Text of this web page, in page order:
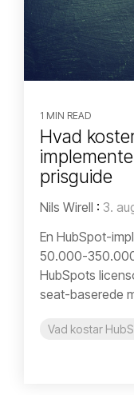
1 MIN READ
Hvad
prisguide
Nils Wirell : 3.
En HubSpot-
50.000-
HubSpots
seat-baserede
Vad kostar